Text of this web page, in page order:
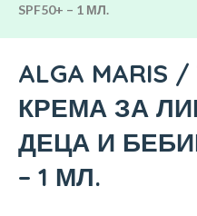
SPF50+ – 1 МЛ.
ALGA MARIS
КРЕМА ЗА
ДЕЦА И
– 1 МЛ.